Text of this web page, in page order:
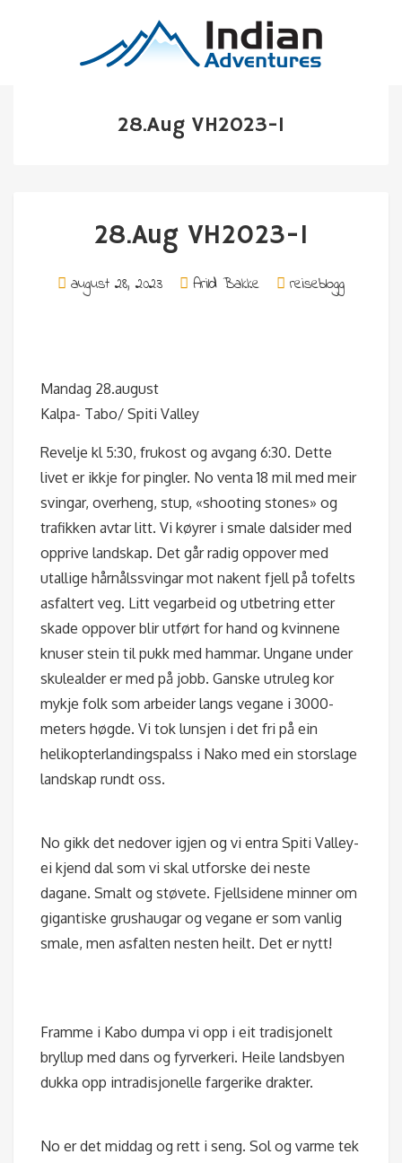
28.Aug VH2023-1
28.Aug VH2023-1
august 28, 2023 Arild Bakke reiseblogg
Mandag 28.august
Kalpa- Tabo/ Spiti Valley
Revelje kl 5:30, frukost og avgang 6:30. Dette
livet er ikkje for pingler. No venta 18 mil med meir
svingar, overheng, stup, «shooting stones» og
trafikken avtar litt. Vi køyrer i smale dalsider med
opprive landskap. Det går radig oppover med
utallige hårnålssvingar mot nakent fjell på tofelts
asfaltert veg. Litt vegarbeid og utbetring etter
skade oppover blir utført for hand og kvinnene
knuser stein til pukk med hammar. Ungane under
skulealder er med på jobb. Ganske utruleg kor
mykje folk som arbeider langs vegane i 3000-
meters høgde. Vi tok lunsjen i det fri på ein
helikopterlandingspalss i Nako med ein storslage
landskap rundt oss.
No gikk det nedover igjen og vi entra Spiti Valley-
ei kjend dal som vi skal utforske dei neste
dagane. Smalt og støvete. Fjellsidene minner om
gigantiske grushaugar og vegane er som vanlig
smale, men asfalten nesten heilt. Det er nytt!
Framme i Kabo dumpa vi opp i eit tradisjonelt
bryllup med dans og fyrverkeri. Heile landsbyen
dukka opp intradisjonelle fargerike drakter.
No er det middag og rett i seng. Sol og varme tek